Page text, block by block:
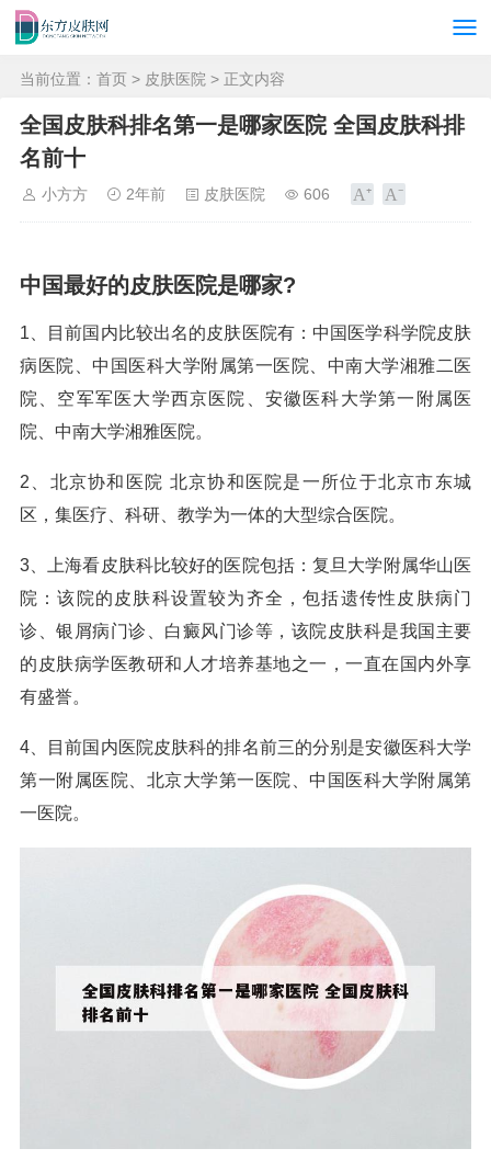
当前位置： 首页 > 皮肤医院 > 正文内容
全国皮肤科排名第一是哪家医院 全国皮肤科排
名前十
小方方 2年前 皮肤医院 606
中国最好的皮肤医院是哪家?
1、目前国内比较出名的皮肤医院有：中国医学科学院皮肤
病医院、中国医科大学附属第一医院、中南大学湘雅二医
院、空军军医大学西京医院、安徽医科大学第一附属医
院、中南大学湘雅医院。
2、北京协和医院 北京协和医院是一所位于北京市东城
区，集医疗、科研、教学为一体的大型综合医院。
3、上海看皮肤科比较好的医院包括：复旦大学附属华山医
院：该院的皮肤科设置较为齐全，包括遗传性皮肤病门
诊、银屑病门诊、白癜风门诊等，该院皮肤科是我国主要
的皮肤病学医教研和人才培养基地之一，一直在国内外享
有盛誉。
4、目前国内医院皮肤科的排名前三的分别是安徽医科大学
第一附属医院、北京大学第一医院、中国医科大学附属第
一医院。